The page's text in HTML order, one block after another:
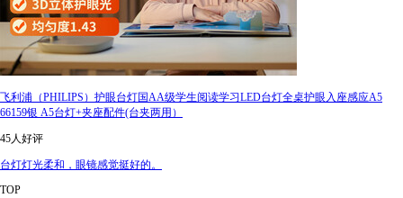
飞利浦（PHILIPS）护眼台灯国AA级学生阅读学习LED台灯全桌护眼入座感应A5
66159银 A5台灯+夹座配件(台夹两用）
45人好评
台灯灯光柔和，眼镜感觉挺好的。
TOP